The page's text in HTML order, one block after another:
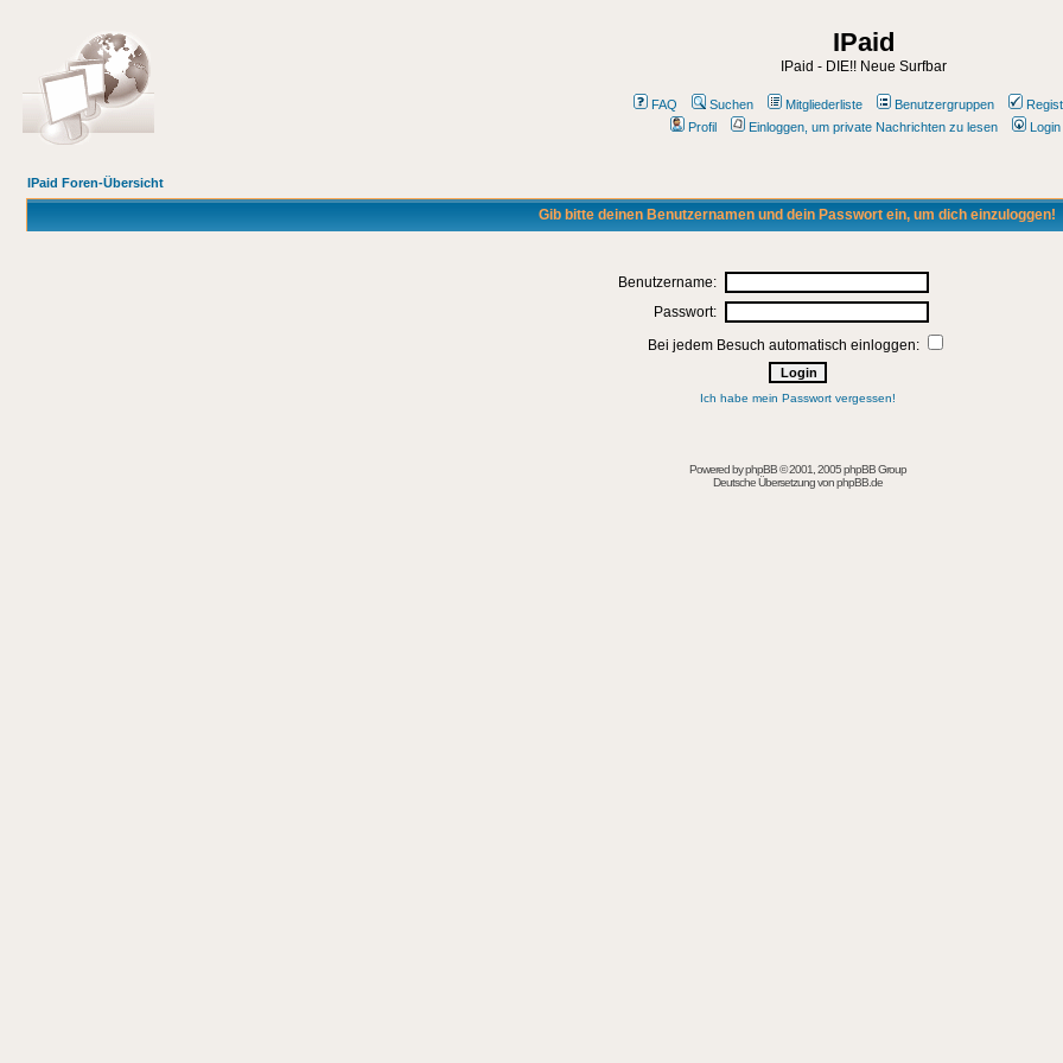
IPaid
IPaid - DIE!! Neue Surfbar
FAQ Suchen Mitgliederliste Benutzergruppen
Profil
Einloggen, um private Nachrichten zu lesen Login
IPaid Foren-Übersicht
Gib bitte deinen Benutzernamen und dein Passwort ein, um dich einzuloggen!
Benutzername:
Passwort:
Bei jedem Besuch automatisch einloggen:
Ich habe mein Passwort vergessen!
Powered byphpBB© 2001, 2005 phpBB Group
Deutsche Übersetzung vonphpBB.de